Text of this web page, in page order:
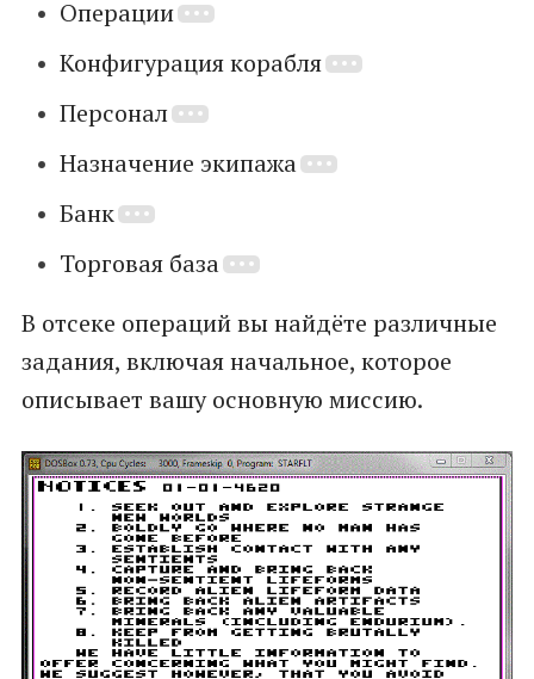
Операции
Конфигурация корабля
Персонал
Назначение экипажа
Банк
Торговая база
В отсеке операций вы найдёте различные
задания, включая начальное, которое
описывает вашу основную миссию.